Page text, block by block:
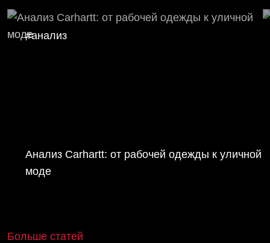
#анализ
Анализ Carhartt: от рабочей одежды к уличной
моде
Больше статей